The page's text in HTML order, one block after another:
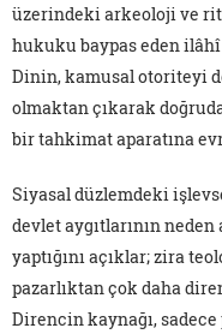
üzerindeki arkeoloji ve
hukuku baypas eden
Dinin, kamusal otoriteyi
olmaktan çıkarak
bir tahkimat aparatına
Siyasal düzlemdeki
devlet aygıtlarının
yaptığını açıklar; zira
pazarlıktan çok daha
Direncin kaynağı,